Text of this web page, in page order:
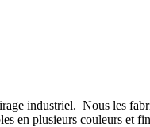
industriel. Nous les
en plusieurs couleurs et